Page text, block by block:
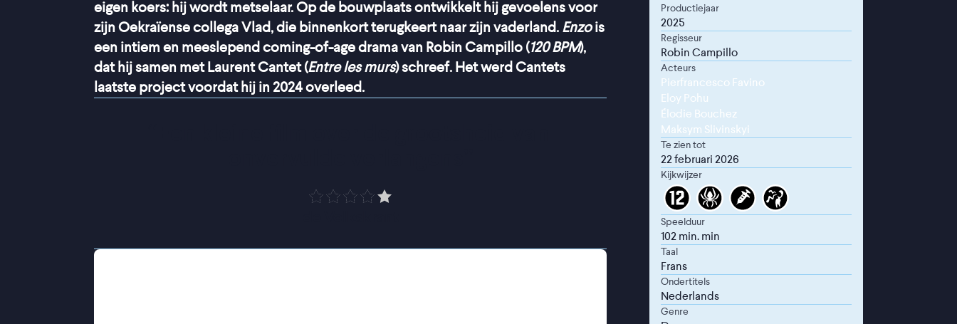
eigen koers: hij wordt metselaar. Op de bouwplaats ontwikkelt hij gevoelens voor
zijn Oekraïense collega Vlad, die binnenkort terugkeert naar zijn vaderland. Enzois
een intiem en meeslepend coming-of-age drama van Robin Campillo (120 BPM),
dat hij samen met Laurent Cantet (Entre les murs) schreef. Het werd Cantets
laatste project voordat hij in 2024 overleed.
Op de bouwplaats blijkt Enzo (Eloy Pohu) niet de meest getalenteerde metselaar
Productiejaar
2025
Regisseur
Robin Campillo
Acteurs
Pierfrancesco Favino
Eloy Pohu
Élodie Bouchez
Maksym Slivinskyi
Te zien tot
22 februari 2026
Kijkwijzer
Speelduur
102 min. min
Taal
Frans
Ondertitels
Nederlands
Genre